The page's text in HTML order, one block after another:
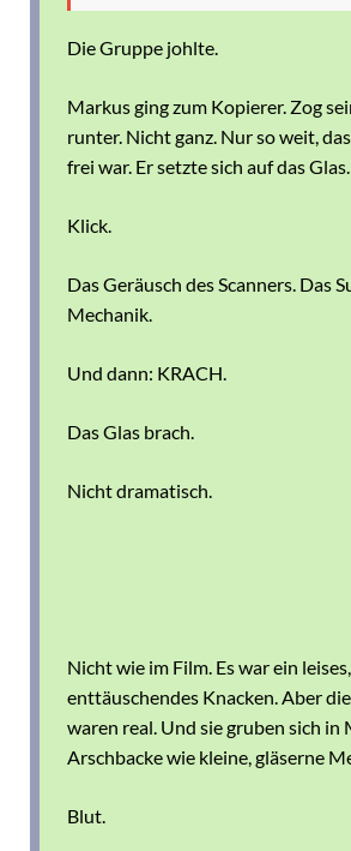
Die Gruppe johlte.
Markus ging zum Kopierer. Zog
runter. Nicht ganz. Nur so weit,
frei war. Er setzte sich auf das Glas.
Klick.
Das Geräusch des Scanners. Das
Mechanik.
Und dann: KRACH.
Das Glas brach.
Nicht dramatisch.
Nicht wie im Film. Es war ein
enttäuschendes Knacken. Aber
waren real. Und sie gruben sich in
Arschbacke wie kleine, gläserne
Blut.